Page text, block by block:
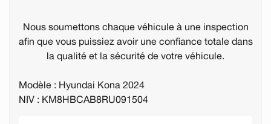
Nous soumettons chaque véhicule à une inspection
afin que vous puissiez avoir une confiance totale dans
la qualité et la sécurité de votre véhicule.
Modèle : Hyundai Kona 2024
NIV : KM8HBCAB8RU091504